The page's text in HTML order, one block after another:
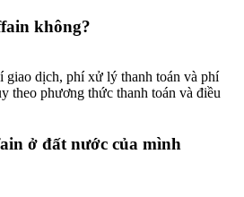
không?
giao dịch, phí xử lý thanh toán và phí
theo phương thức thanh toán và điều
ở đất nước của mình